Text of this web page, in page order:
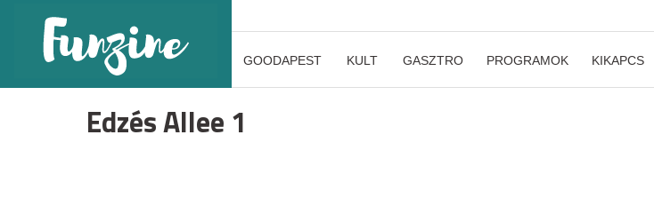
GOODAPEST KULT GASZTRO PROGRAMOK KIKAPCS
Edzés Allee 1